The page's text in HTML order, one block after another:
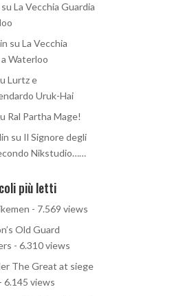
suLa Vecchia Guardia
suLa Vecchia
Waterloo
Lurtz e
Uruk-Hai
Ral Partha Mage!
su Il Signore degli
Nikstudio……
più letti
- 7.569 views
Old Guard
- 6.310 views
The Great at siege
- 6.145 views